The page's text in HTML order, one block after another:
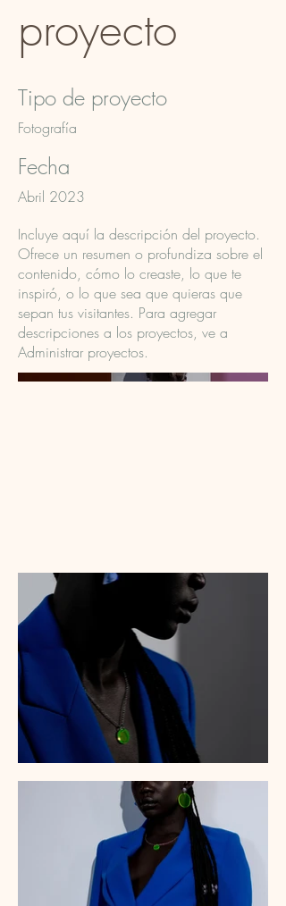
proyecto
Tipo de proyecto
Fotografía
Fecha
Abril 2023
Incluye aquí la descripción del proyecto.
Ofrece un resumen o profundiza sobre el
contenido, cómo lo creaste, lo que te
inspiró, o lo que sea que quieras que
sepan tus visitantes. Para agregar
descripciones a los proyectos, ve a
Administrar proyectos.